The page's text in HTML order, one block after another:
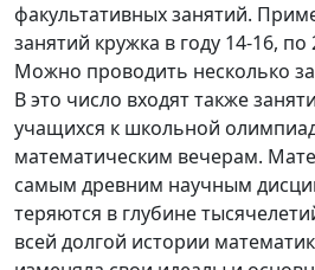
факультативных занятий.
занятий кружка в году 14-16,
Можно проводить несколько
В это число входят также
учащихся к школьной
математическим вечерам.
самым древним научным
теряются в глубине
всей долгой истории